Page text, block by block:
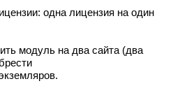
одна лицензия на один
модуль на два сайта (два